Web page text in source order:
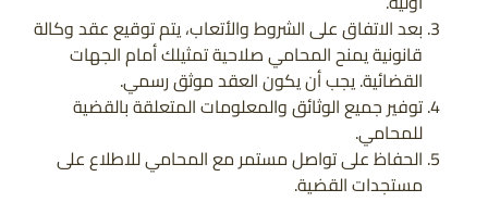
بعد الاتفاق على الشروط والأتعاب، يتم توقيع عقد وكالة
قانونية يمنح المحامي صلاحية تمثيلك أمام الجهات
القضائية. يجب أن يكون العقد موثق رسمي.
توفير جميع الوثائق والمعلومات المتعلقة بالقضية
للمحامي.
الحفاظ على تواصل مستمر مع المحامي للاطلاع على
مستجدات القضية.